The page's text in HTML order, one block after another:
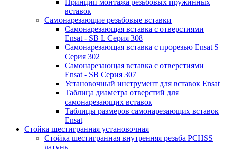
вставок
Самонарезающие резьбовые вставки
Самонарезающая вставка с отверстиями
Ensat - SB L Серия 308
Самонарезающая вставка с прорезью Ensat S
Серия 302
Самонарезающая вставка с отверстиями
Ensat - SB Серия 307
Установочный инструмент для вставок Ensat
Таблица диаметра отверстий для
самонарезающих вставок
Таблицы размеров самонарезающих вставок
Ensat
Стойка шестигранная установочная
Стойка шестигранная внутренняя резьба PCHSS
латунь